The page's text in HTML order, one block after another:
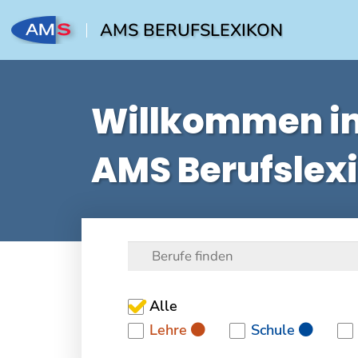
AMS BERUFSLEXIKON
Willkommen
AMS
Alle
Lehre
Schule